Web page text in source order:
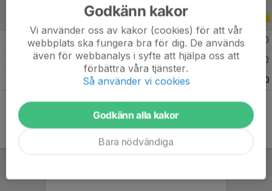
ALLA ÅR
2026 7 0 0 0 0 0
1 0 0 0 0
8 0 0
Godkänn kakor
Vi använder oss av kakor (cookies) för att vår
webbplats ska fungera bra för dig. De används
även för webbanalys i syfte att hjälpa oss att
förbättra våra tjänster.
Så använder vi cookies
Godkänn alla kakor
Bara nödvändiga